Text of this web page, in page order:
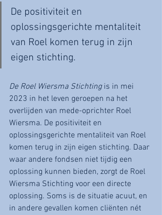
De positiviteit en
oplossingsgerichte mentaliteit
van Roel komen terug in zijn
eigen stichting.
De Roel Wiersma Stichting is in mei
2023 in het leven geroepen na het
overlijden van mede-oprichter Roel
Wiersma. De positiviteit en
oplossingsgerichte mentaliteit van Roel
komen terug in zijn eigen stichting. Daar
waar andere fondsen niet tijdig een
oplossing kunnen bieden, zorgt de Roel
Wiersma Stichting voor een directe
oplossing. Soms is de situatie acuut, en
in andere gevallen komen cliënten nét